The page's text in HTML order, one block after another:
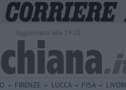
FIRENZE LUCCA PISA